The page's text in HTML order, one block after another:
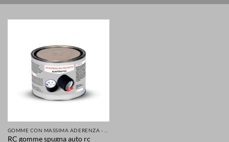
RC gomme spugna auto rc